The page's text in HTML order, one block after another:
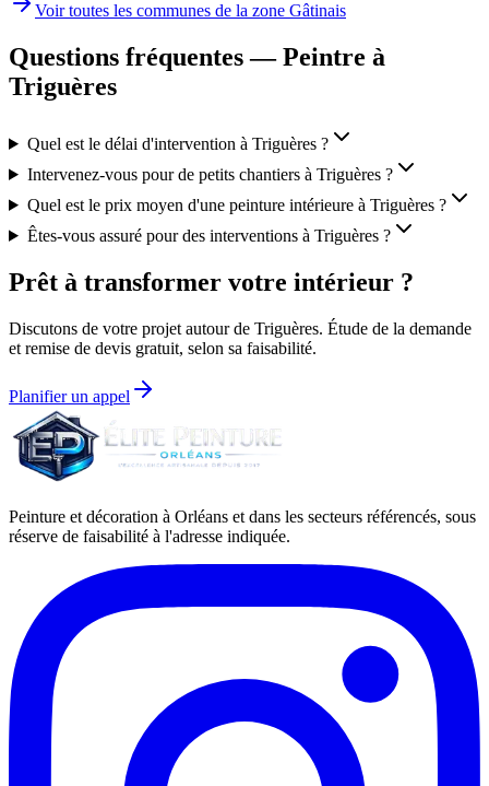
Voir toutes les communes de la zone Gâtinais
Questions fréquentes — Peintre à
Triguères
Quel est le délai d'intervention à Triguères ?
Intervenez-vous pour de petits chantiers à Triguères ?
Quel est le prix moyen d'une peinture intérieure à Triguères ?
Êtes-vous assuré pour des interventions à Triguères ?
Prêt à transformer votre intérieur ?
Discutons de votre projet autour de Triguères. Étude de la demande
et remise de devis gratuit, selon sa faisabilité.
Planifier un appel
Peinture et décoration à Orléans et dans les secteurs référencés, sous
réserve de faisabilité à l'adresse indiquée.